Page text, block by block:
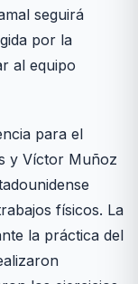
seguirá
por la
al equipo
para el
y Víctor Muñoz
físicos. La
la práctica del